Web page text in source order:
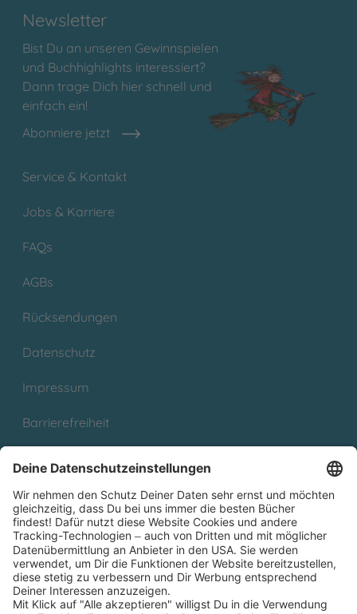
Newsletter
Bist Du an unseren Gewinnspielen
und Buchhighlights interessiert?
Dann trage Dich hier schnell und
einfach ein!
Abonniere jetzt
Service & Kontakt
Jobs & Karriere
FAQs
AGBs
Rücksendungen
Datenschutz
Impressum
Barrierefreiheit
Partnerprogramm (Affiliate)
Folge uns auf